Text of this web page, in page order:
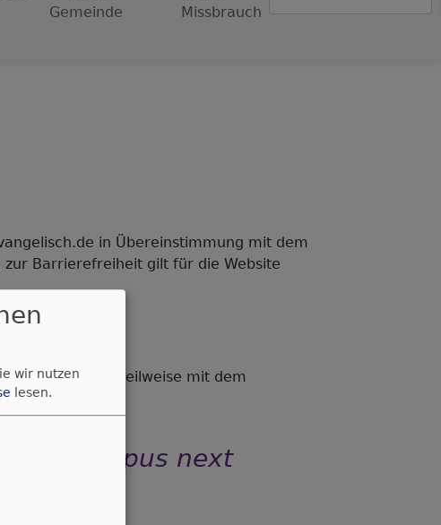
Gemeinde
Missbrauch
in Übereinstimmung mit dem
zur Barrierefreiheit gilt für die Website
Ausnahmen teilweise mit dem
VK Philippus next
wir nutzen
lesen.